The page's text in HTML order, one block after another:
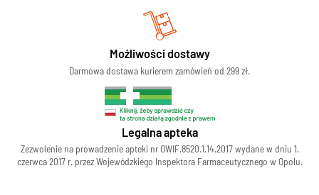
Możliwości dostawy
Darmowa dostawa kurierem zamówień od 299 zł.
Legalna apteka
Zezwolenie na prowadzenie apteki nr OWIF.8520.1.14.2017 wydane w dniu 1.
czerwca 2017 r. przez Wojewódzkiego Inspektora Farmaceutycznego w Opolu.